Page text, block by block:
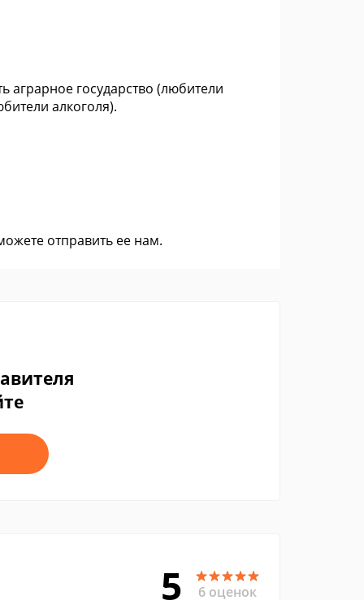
аграрное государство (любители
алкоголя).
отправить ее нам.
5 6 оценок